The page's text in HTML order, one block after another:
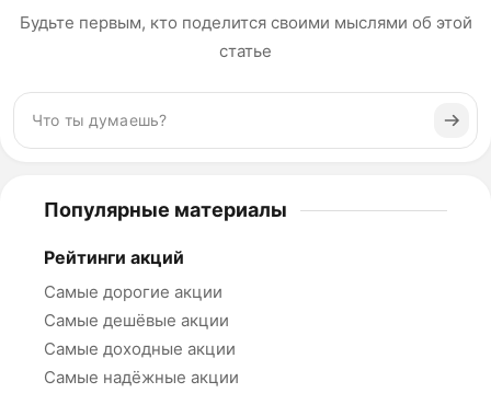
Будьте первым, кто поделится своими мыслями об этой
статье
Популярные материалы
Рейтинги акций
Самые дорогие акции
Самые дешёвые акции
Самые доходные акции
Самые надёжные акции